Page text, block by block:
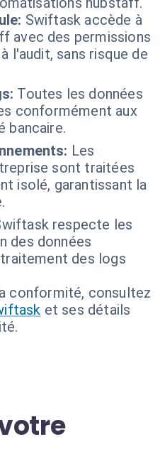
Swiftask accède à
avec des permissions
l'audit, sans risque de
Toutes les données
conformément aux
bancaire.
Les
sont traitées
isolé, garantissant la
respecte les
des données
des logs
conformité, consultez
et ses détails